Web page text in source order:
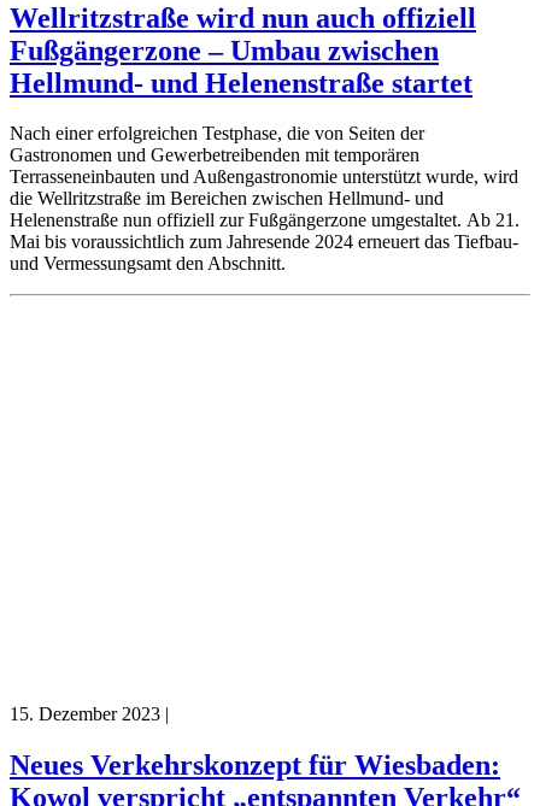
Wellritzstraße wird nun auch offiziell
Fußgängerzone – Umbau zwischen
Hellmund- und Helenenstraße startet
Nach einer erfolgreichen Testphase, die von Seiten der
Gastronomen und Gewerbetreibenden mit temporären
Terrasseneinbauten und Außengastronomie unterstützt wurde, wird
die Wellritzstraße im Bereichen zwischen Hellmund- und
Helenenstraße nun offiziell zur Fußgängerzone umgestaltet. Ab 21.
Mai bis voraussichtlich zum Jahresende 2024 erneuert das Tiefbau-
und Vermessungsamt den Abschnitt.
15. Dezember 2023 |
Neues Verkehrskonzept für Wiesbaden:
Kowol verspricht „entspannten Verkehr“